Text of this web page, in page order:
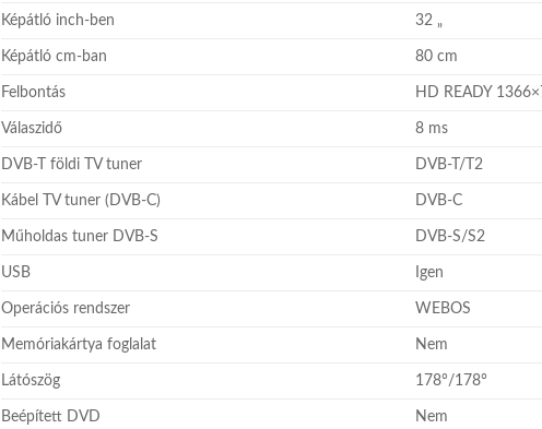
Képátló inch-ben 32 „
Képátló cm-ban 80 cm
Felbontás HD READY
Válaszidő 8 ms
DVB-T földi TV tuner DVB-T/T2
Kábel TV tuner (DVB-C) DVB-C
Műholdas tuner DVB-S DVB-S/S2
USB Igen
Operációs rendszer WEBOS
Memóriakártya foglalat Nem
Látószög 178°/178°
Beépített DVD Nem